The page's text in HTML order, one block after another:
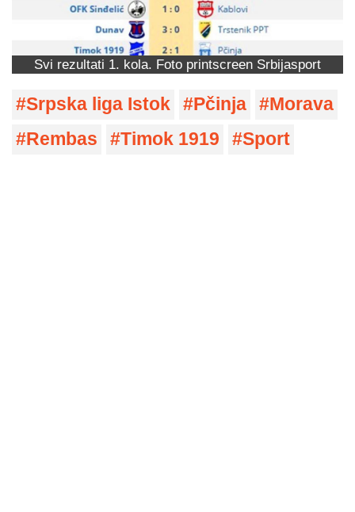
Svi rezultati 1. kola. Foto printscreen Srbijasport
Srpska liga Istok Pčinja
Morava
Rembas
Timok 1919 Sport